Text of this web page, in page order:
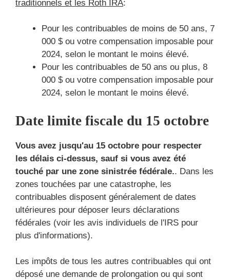
traditionnels et les Roth IRA:
Pour les contribuables de moins de 50 ans, 7
000 $ ou votre compensation imposable pour
2024, selon le montant le moins élevé.
Pour les contribuables de 50 ans ou plus, 8
000 $ ou votre compensation imposable pour
2024, selon le montant le moins élevé.
Date limite fiscale du 15 octobre
Vous avez jusqu'au 15 octobre pour respecter
les délais ci-dessus, sauf si vous avez été
touché par une zone sinistrée fédérale.. Dans les
zones touchées par une catastrophe, les
contribuables disposent généralement de dates
ultérieures pour déposer leurs déclarations
fédérales (voir les avis individuels de l'IRS pour
plus d'informations).
Les impôts de tous les autres contribuables qui ont
déposé une demande de prolongation ou qui sont